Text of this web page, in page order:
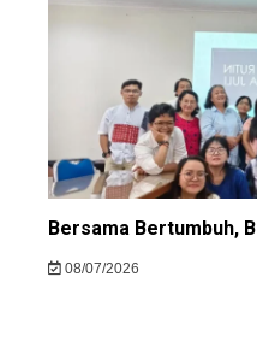
Bersama Bertumbuh,
08/07/2026